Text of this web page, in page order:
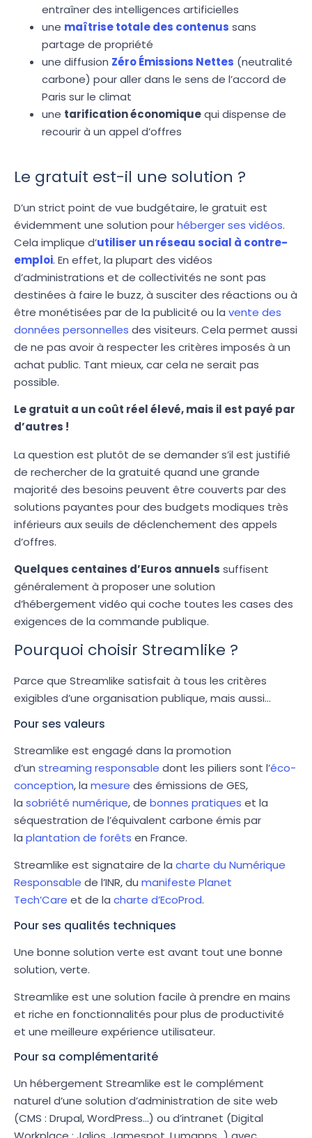
entraîner des intelligences artificielles
une maîtrise totale des contenus sans
partage de propriété
une diffusion Zéro Émissions Nettes (neutralité
carbone) pour aller dans le sens de l’accord de
Paris sur le climat
une tarification économiquequi dispense de
recourir à un appel d’offres
Le gratuit est-il une solution ?
D’un strict point de vue budgétaire, le gratuit est
évidemment une solution pourhéberger ses vidéos.
Cela implique d’utiliser un réseau social à contre-
emploi. En effet, la plupart des vidéos
d’administrations et de collectivités ne sont pas
destinées à faire le buzz, à susciter des réactions ou à
être monétisées par de la publicité ou la vente des
données personnelles des visiteurs. Cela permet aussi
de ne pas avoir à respecter les critères imposés à un
achat public. Tant mieux, car cela ne serait pas
possible.
Le gratuit a un coût réel élevé, mais il est payé par
d’autres !
La question est plutôt de se demander s’il est justifié
de rechercher de la gratuité quand une grande
majorité des besoins peuvent être couverts par des
solutions payantes pour des budgets modiques très
inférieurs aux seuils de déclenchement des appels
d’offres.
Quelques centaines d’Euros annuels suffisent
généralement à proposer une solution
d’hébergement vidéo qui coche toutes les cases des
exigences de la commande publique.
Pourquoi choisir Streamlike ?
Parce que Streamlike satisfait à tous les critères
exigibles d’une organisation publique, mais aussi…
Pour ses valeurs
Streamlike est engagé dans la promotion
d’un streaming responsable dont les piliers sont l’éco-
conception, la mesure des émissions de GES,
la sobriété numérique, de bonnes pratiques et la
séquestration de l’équivalent carbone émis par
la plantation de forêts en France.
Streamlike est signataire de la charte du Numérique
Responsable de l’INR, du manifeste Planet
Tech’Care et de la charte d’EcoProd.
Pour ses qualités techniques
Une bonne solution verte est avant tout une bonne
solution, verte.
Streamlike est une solution facile à prendre en mains
et riche en fonctionnalités pour plus de productivité
et une meilleure expérience utilisateur.
Pour sa complémentarité
Un hébergement Streamlike est le complément
naturel d’une solution d’administration de site web
(CMS : Drupal, WordPress…) ou d’intranet (Digital